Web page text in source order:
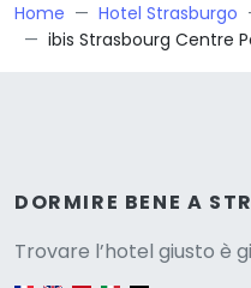
Home Hotel Strasburgo
ibis Strasbourg Centre
DORMIRE BENE A
Trovare l’hotel giusto è
English version